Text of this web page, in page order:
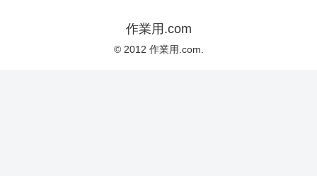
作業用.com
© 2012 作業用.com.